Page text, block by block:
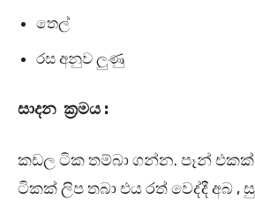
තෙල්
රස අනුව ලුණු
සාදන ක්‍රමය :
කඩල ටික තම්බා ගන්න. පෑන් එකක්
ටිකක් ලිප තබා එය රත් වෙද්දී අබ